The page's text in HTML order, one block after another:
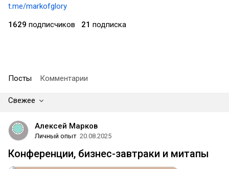
t.me/markofglory
1629 подписчиков 21 подписка
Посты Комментарии
Свежее
Алексей Марков
Личный опыт 20.08.2025
Конференции, бизнес-завтраки и митапы